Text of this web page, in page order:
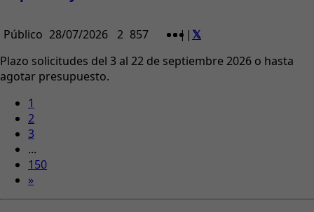
Público 28/07/2026 2 857 | |
Plazo solicitudes del 3 al 22 de septiembre 2026 o hasta
agotar presupuesto.
1
2
3
...
150
»